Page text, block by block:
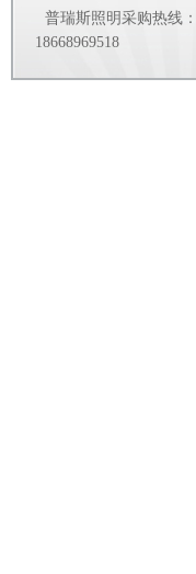
普瑞斯照明采购热线：
18668969518